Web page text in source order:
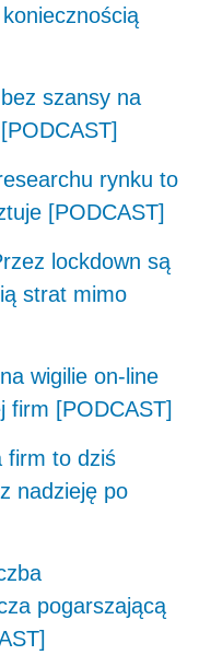
szansy na
rynku to
[PODCAST]
lockdown są
strat mimo
wigilie on-line
firm [PODCAST]
firm to dziś
nadzieję po
pogarszającą